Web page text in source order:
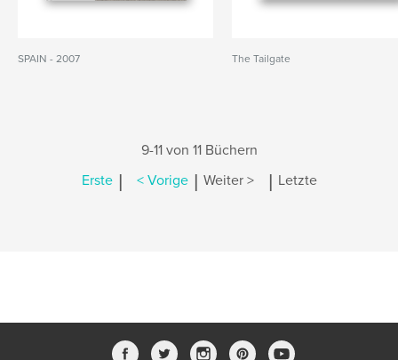
SPAIN - 2007 The Tailgate
9-11 von 11 Büchern
Erste | < Vorige | Weiter > | Letzte